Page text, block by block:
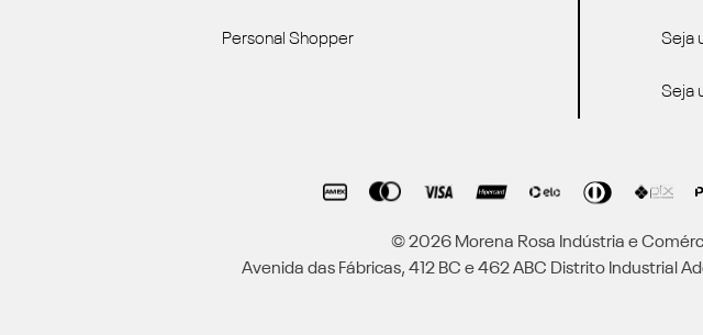
Personal Shopper Seja
Seja
© 2026 Morena Rosa Indústria e
Avenida das Fábricas, 412 BC e 462 ABC Distrito Industrial